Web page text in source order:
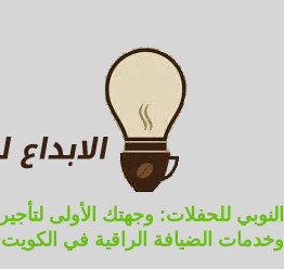
النوبي للحفلات: وجهتك الأولى
وخدمات الضيافة الراقية في الكويت |